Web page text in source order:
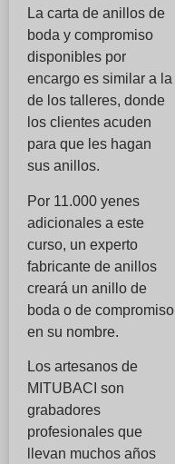
La carta de anillos de
boda y compromiso
disponibles por
encargo es similar a la
de los talleres, donde
los clientes acuden
para que les hagan
sus anillos.
Por 11.000 yenes
adicionales a este
curso, un experto
fabricante de anillos
creará un anillo de
boda o de compromiso
en su nombre.
Los artesanos de
MITUBACI son
grabadores
profesionales que
llevan muchos años